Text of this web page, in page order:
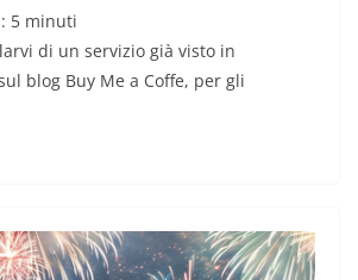
5 minuti
di un servizio già visto in
blog Buy Me a Coffe, per gli